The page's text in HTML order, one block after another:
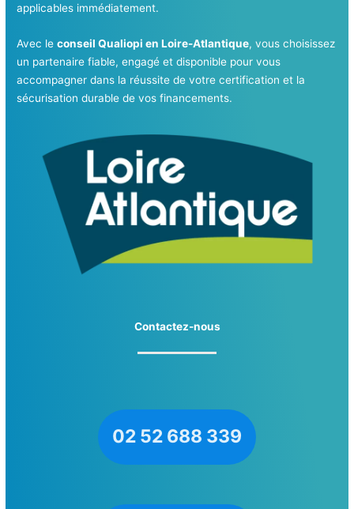
applicables immédiatement.
Avec leconseil Qualiopi en Loire-Atlantique, vous choisissez
un partenaire fiable, engagé et disponible pour vous
accompagner dans la réussite de votre certification et la
sécurisation durable de vos financements.
Contactez-nous
02 52 688 339